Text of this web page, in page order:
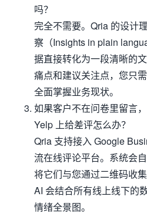
吗？
完全不需要。Qria 的设计
察（Insights in plain
据直接转化为一段清晰的
痛点和建议关注点，您只
全面掌握业务现状。
如果客户不在问卷里留言
Yelp 上给差评怎么办？
Qria 支持接入 Google
流在线评论平台。系统会
将它们与您通过二维码收
AI 会结合所有线上线下的
情绪全景图。